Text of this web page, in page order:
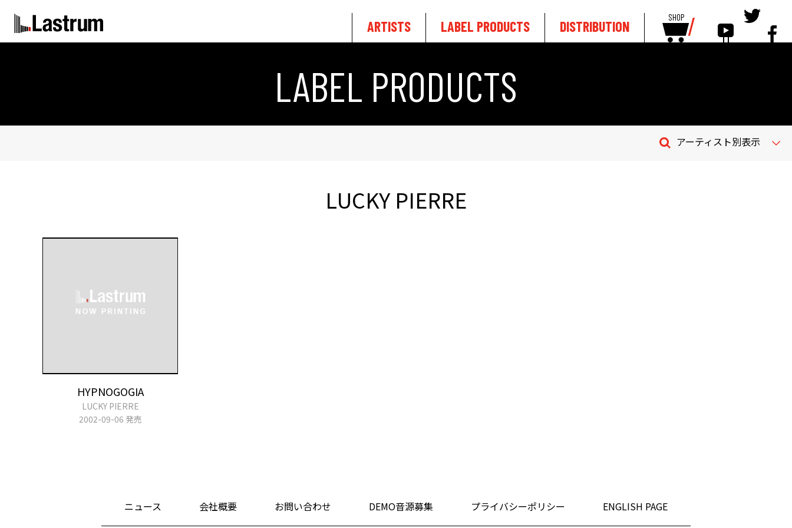
ARTISTS LABEL PRODUCTS DISTRIBUTION
SHOP
LABEL PRODUCTS
アーティスト別表示
LUCKY PIERRE
HYPNOGOGIA
LUCKY PIERRE
2002-09-06 発売
ニュース 会社概要 お問い合わせ DEMO音源募集 プライバシーポリシー ENGLISH PAGE